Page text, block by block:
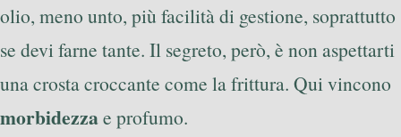
olio, meno unto, più facilità di gestione, soprattutto
se devi farne tante. Il segreto, però, è non aspettarti
una crosta croccante come la frittura. Qui vincono
morbidezzae profumo.